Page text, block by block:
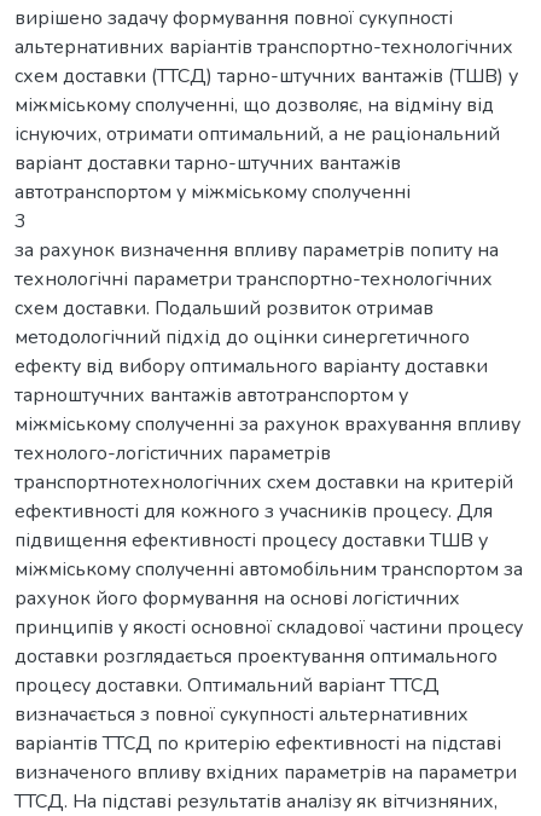
вирішено задачу формування повної сукупності
альтернативних варіантів транспортно-технологічних
схем доставки (ТТСД) тарно-штучних вантажів (ТШВ) у
міжміському сполученні, що дозволяє, на відміну від
існуючих, отримати оптимальний, а не раціональний
варіант доставки тарно-штучних вантажів
автотранспортом у міжміському сполученні
3
за рахунок визначення впливу параметрів попиту на
технологічні параметри транспортно-технологічних
схем доставки. Подальший розвиток отримав
методологічний підхід до оцінки синергетичного
ефекту від вибору оптимального варіанту доставки
тарноштучних вантажів автотранспортом у
міжміському сполученні за рахунок врахування впливу
технолого-логістичних параметрів
транспортнотехнологічних схем доставки на критерій
ефективності для кожного з учасників процесу. Для
підвищення ефективності процесу доставки ТШВ у
міжміському сполученні автомобільним транспортом за
рахунок його формування на основі логістичних
принципів у якості основної складової частини процесу
доставки розглядається проектування оптимального
процесу доставки. Оптимальний варіант ТТСД
визначається з повної сукупності альтернативних
варіантів ТТСД по критерію ефективності на підставі
визначеного впливу вхідних параметрів на параметри
ТТСД. На підставі результатів аналізу як вітчизняних,